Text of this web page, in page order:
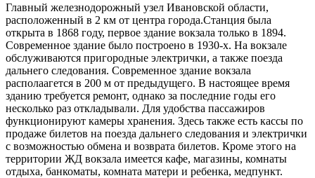
Главный железнодорожный узел Ивановской области,
расположенный в 2 км от центра города.Станция была
открыта в 1868 году, первое здание вокзала только в 1894.
Современное здание было построено в 1930-х. На вокзале
обслуживаются пригородные электрички, а также поезда
дальнего следования. Современное здание вокзала
располаагется в 200 м от предыдущего. В настоящее время
зданию требуется ремонт, однако за последние годы его
несколько раз откладывали. Для удобства пассажиров
функционируют камеры хранения. Здесь также есть кассы по
продаже билетов на поезда дальнего следования и электрички
с возможностью обмена и возврата билетов. Кроме этого на
территории ЖД вокзала имеется кафе, магазины, комнаты
отдыха, банкоматы, комната матери и ребенка, медпункт.